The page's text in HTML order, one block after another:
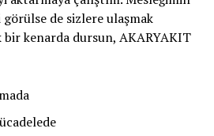
görülse de sizlere ulaşmak
bir kenarda dursun, AKARYAKIT